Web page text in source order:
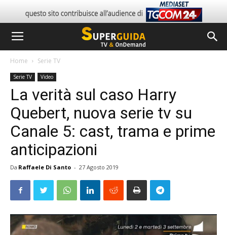
Home Serie TV
Serie TV Video
La verità sul caso Harry
Quebert, nuova serie tv su
Canale 5: cast, trama e prime
anticipazioni
Da Raffaele Di Santo - 27 Agosto 2019